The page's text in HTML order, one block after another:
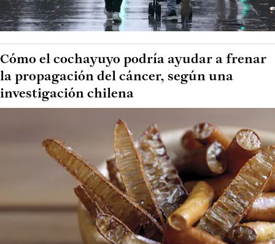
Cómo el cochayuyo podría ayudar a frenar
la propagación del cáncer, según una
investigación chilena